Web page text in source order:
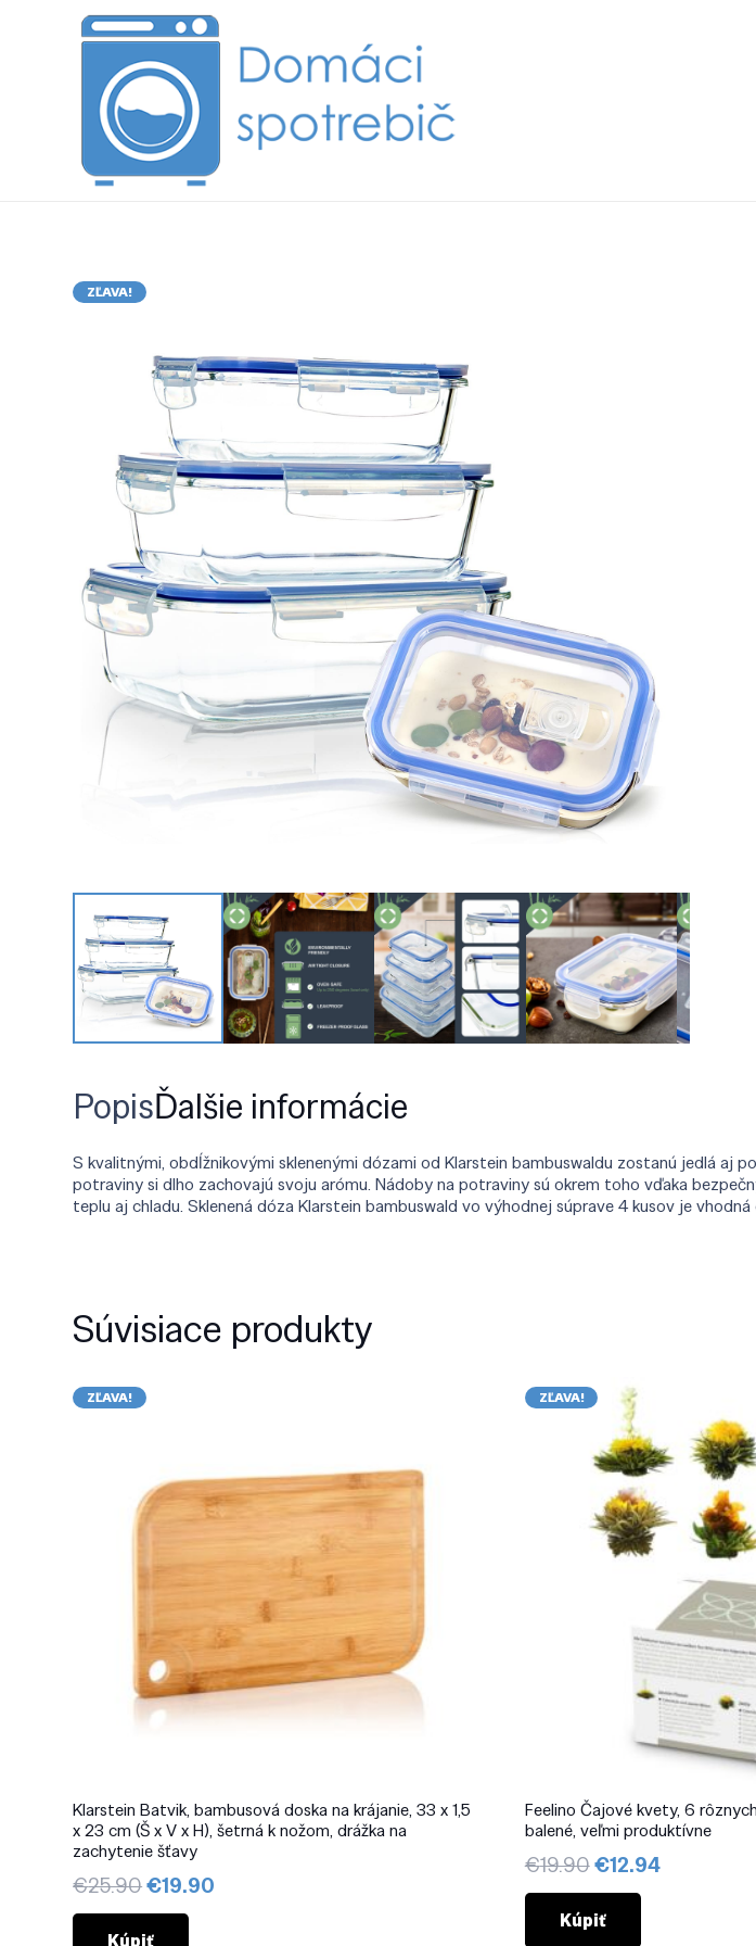
ZĽAVA!
PopisĎalšie informácie
S kvalitnými, obdĺžnikovými sklenenými dózami od Klarstein bambuswaldu zostanú jedlá aj
potraviny si dlho zachovajú svoju arómu. Nádoby na potraviny sú okrem toho vďaka
teplu aj chladu. Sklenená dóza Klarstein bambuswald vo výhodnej súprave 4 kusov je
Súvisiace produkty
ZĽAVA!
Klarstein Batvik, bambusová doska na krájanie, 33 x 1,5
x 23 cm (Š x V x H), šetrná k nožom, drážka na
zachytenie šťavy
€25.90Pôvodná
cena
€19.90
ZĽAVA!
Feelino Čajové kvety, 6
balené, veľmi produktívne
€19.90Pôvodná
cena
bola:
€12.94Aktuálna
Kúpiť